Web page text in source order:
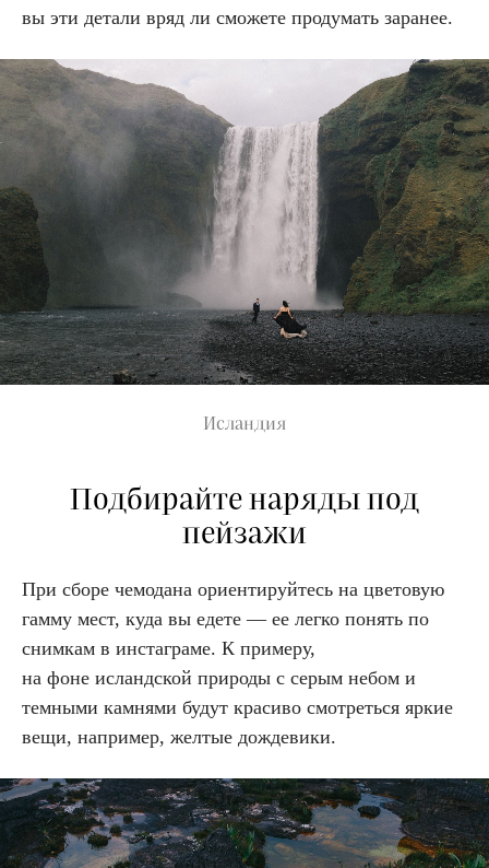
вы эти детали вряд ли сможете продумать заранее.
Исландия
Подбирайте наряды под
пейзажи
При сборе чемодана ориентируйтесь на цветовую
гамму мест, куда вы едете — ее легко понять по
снимкам в инстаграме. К примеру,
на фоне исландской природы с серым небом и
темными камнями будут красиво смотреться яркие
вещи, например, желтые дождевики.